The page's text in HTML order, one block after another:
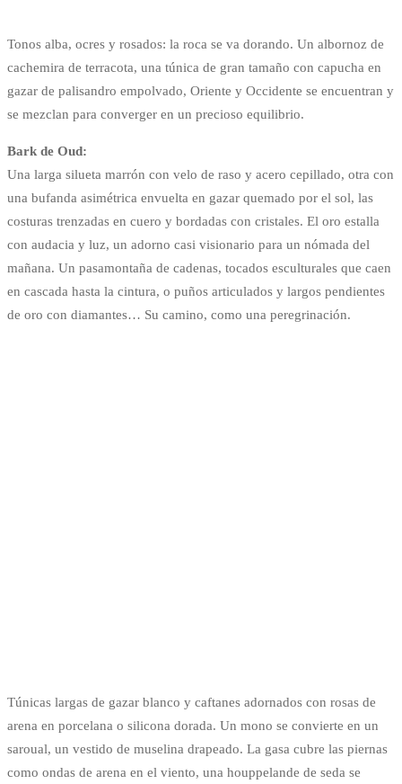
Tonos alba, ocres y rosados: la roca se va dorando. Un albornoz de
cachemira de terracota, una túnica de gran tamaño con capucha en
gazar de palisandro empolvado, Oriente y Occidente se encuentran y
se mezclan para converger en un precioso equilibrio.
Bark de Oud:
Una larga silueta marrón con velo de raso y acero cepillado, otra con
una bufanda asimétrica envuelta en gazar quemado por el sol, las
costuras trenzadas en cuero y bordadas con cristales. El oro estalla
con audacia y luz, un adorno casi visionario para un nómada del
mañana. Un pasamontaña de cadenas, tocados esculturales que caen
en cascada hasta la cintura, o puños articulados y largos pendientes
de oro con diamantes… Su camino, como una peregrinación.
Túnicas largas de gazar blanco y caftanes adornados con rosas de
arena en porcelana o silicona dorada. Un mono se convierte en un
saroual, un vestido de muselina drapeado. La gasa cubre las piernas
como ondas de arena en el viento, una houppelande de seda se